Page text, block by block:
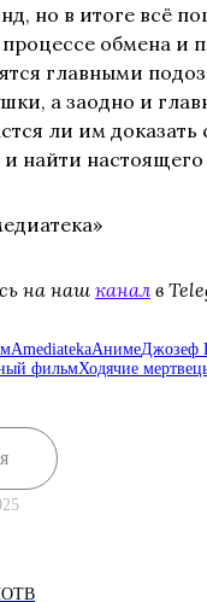
но в итоге всё
обмена и
главными
а заодно и
ли им доказать
найти настоящего
на наш канал в
AmediatekaАнимеДжозеф
фильмХодячие